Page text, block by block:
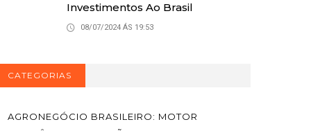
Investimentos Ao Brasil
08/07/2024 ÁS 19:53
CATEGORIAS
AGRONEGÓCIO BRASILEIRO: MOTOR